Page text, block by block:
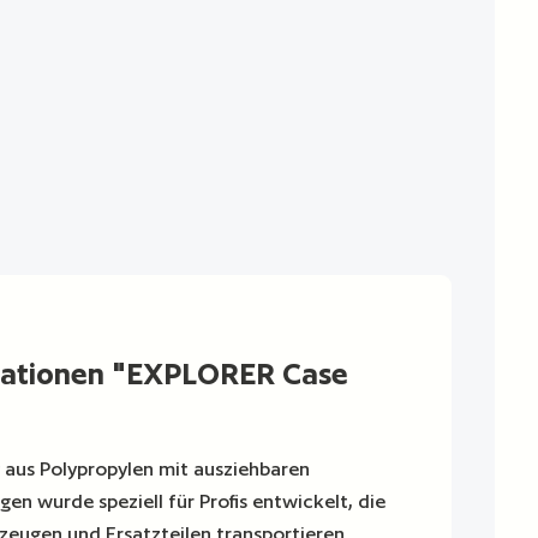
"EXPLORER Case
Polypropylen mit ausziehbaren
wurde speziell für Profis entwickelt, die